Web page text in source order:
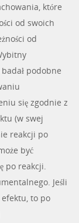
które
od swoich
od
podobne
się zgodnie z
(w swej
reakcji po
być
po reakcji.
Jeśli
to po